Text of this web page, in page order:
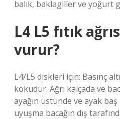
balık, baklagiller ve yoğurt
L4 L5 fıtık
vurur?
L4/L5 diskleri için: Basınç
köküdür. Ağrı kalçada ve
ayağın üstünde ve ayak
uyuşma bacağın dış